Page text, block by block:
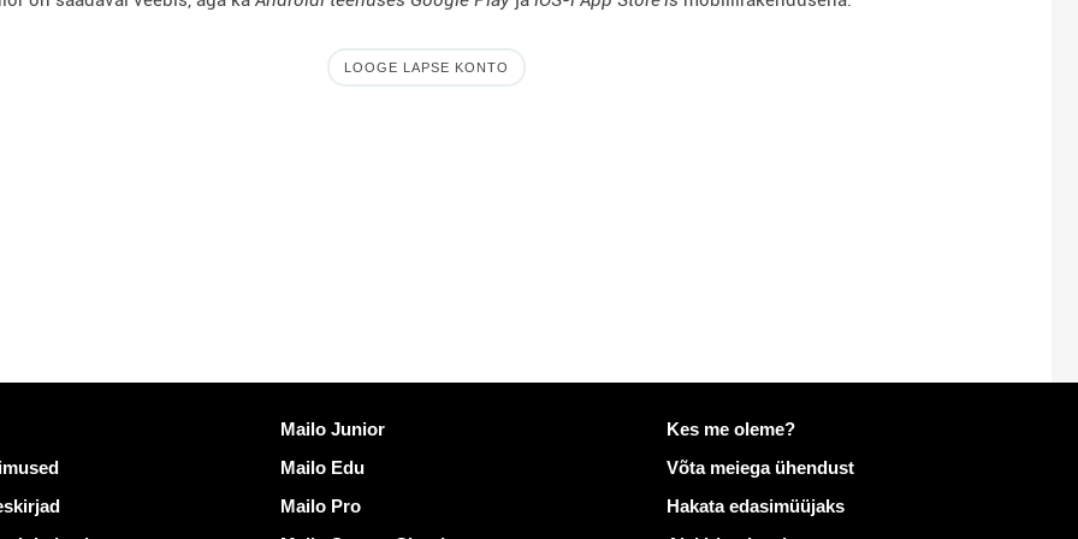
LOOGE LAPSE KONTO
Avastama Mailo
Mailo Junior
Mailo Edu
Mailo Pro
Lisateave saidil Mailo
Kes me oleme?
Võta meiega ühendust
Hakata edasimüüjaks